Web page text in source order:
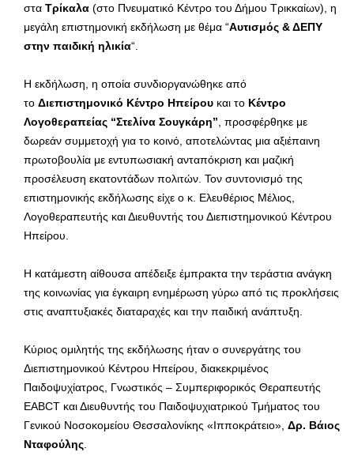
στα Τρίκαλα (στο Πνευματικό Κέντρο του Δήμου Τρικκαίων), η
μεγάλη επιστημονική εκδήλωση με θέμα “Αυτισμός & ΔΕΠΥ
στην παιδική ηλικία“.
Η εκδήλωση, η οποία συνδιοργανώθηκε από
το Διεπιστημονικό Κέντρο Ηπείρου και το Κέντρο
Λογοθεραπείας “Στελίνα Σουγκάρη” , προσφέρθηκε με
δωρεάν συμμετοχή για το κοινό, αποτελώντας μια αξιέπαινη
πρωτοβουλία με εντυπωσιακή ανταπόκριση και μαζική
προσέλευση εκατοντάδων πολιτών. Τον συντονισμό της
επιστημονικής εκδήλωσης είχε ο κ. Ελευθέριος Μέλιος,
Λογοθεραπευτής και Διευθυντής του Διεπιστημονικού Κέντρου
Ηπείρου.
Η κατάμεστη αίθουσα απέδειξε έμπρακτα την τεράστια ανάγκη
της κοινωνίας για έγκαιρη ενημέρωση γύρω από τις προκλήσεις
στις αναπτυξιακές διαταραχές και την παιδική ανάπτυξη.
Κύριος ομιλητής της εκδήλωσης ήταν ο συνεργάτης του
Διεπιστημονικού Κέντρου Ηπείρου, διακεκριμένος
Παιδοψυχίατρος, Γνωστικός – Συμπεριφορικός Θεραπευτής
EABCT και Διευθυντής του Παιδοψυχιατρικού Τμήματος του
Γενικού Νοσοκομείου Θεσσαλονίκης «Ιπποκράτειο», Δρ. Βάιος
Νταφούλης